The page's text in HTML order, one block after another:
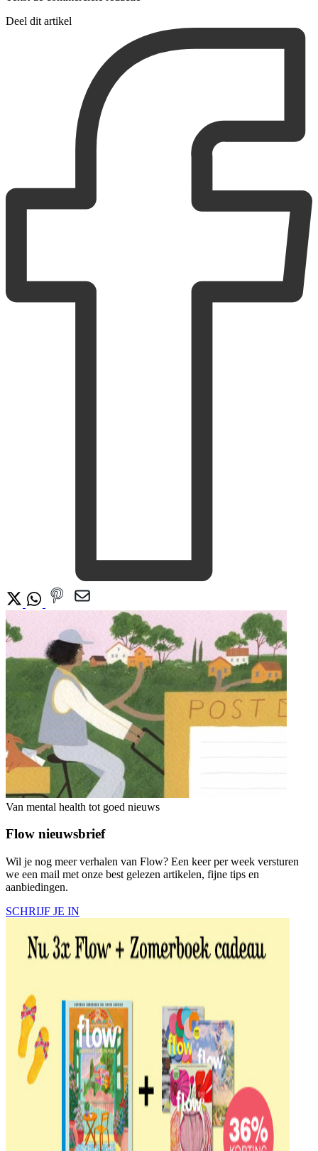
Deel dit artikel
Van mental health tot goed nieuws
Flow nieuwsbrief
Wil je nog meer verhalen van Flow? Een keer per week versturen
we een mail met onze best gelezen artikelen, fijne tips en
aanbiedingen.
SCHRIJF JE IN